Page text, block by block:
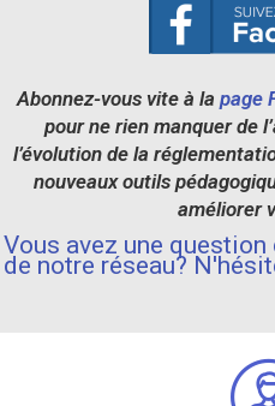
Abonnez-vous vite à la page
pour ne rien manquer de
l’évolution de la
nouveaux outils
améliorer
Vous avez une
de notre réseau?